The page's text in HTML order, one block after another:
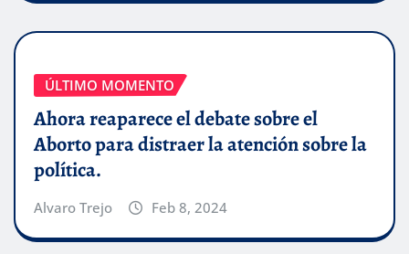
ÚLTIMO MOMENTO
Ahora reaparece el debate sobre el
Aborto para distraer la atención sobre la
política.
Alvaro Trejo Feb 8, 2024